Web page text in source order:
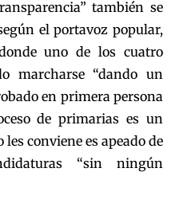
también se
el portavoz popular,
uno de los cuatro
marcharse “dando un
en primera persona
de primarias es un
les conviene es apeado de
“sin ningún